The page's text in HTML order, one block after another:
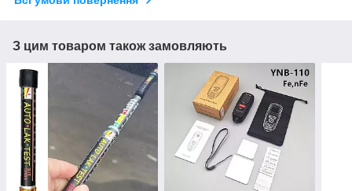
З цим товаром також замовляють